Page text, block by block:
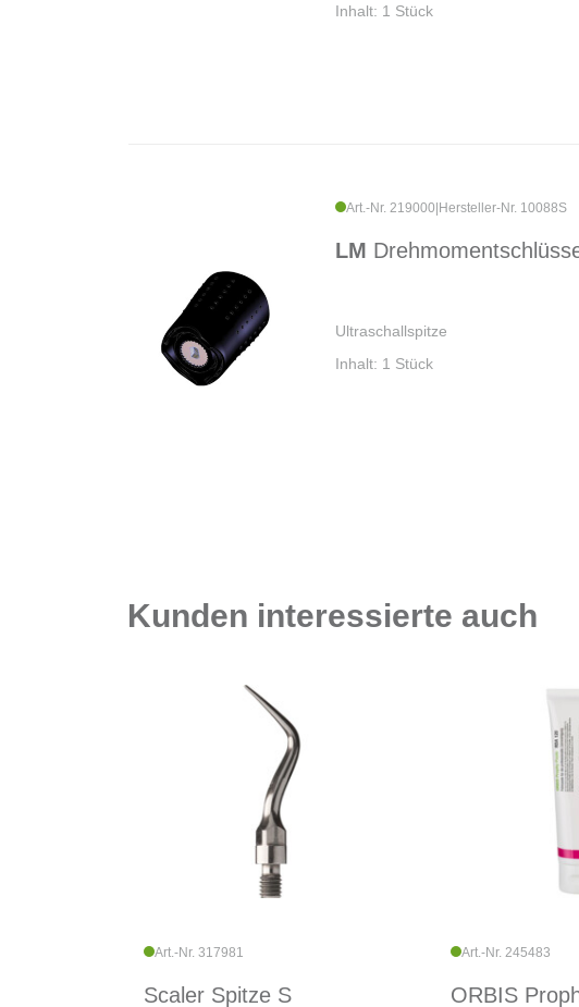
Inhalt: 1 Stück
Art.-Nr. 219000 Hersteller-Nr. 10088S
LM
Ultraschallspitze
Inhalt: 1 Stück
Kunden interessierte auch
Art.-Nr. 317981
Scaler Spitze S
Art.-Nr. 245483
ORBIS